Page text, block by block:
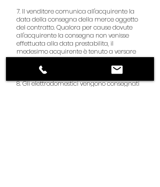
7. Il venditore comunica all'acquirente la
data della consegna della merce oggetto
del contratto. Qualora per cause dovute
all'acquirente la consegna non venisse
effettuata alla data prestabilita, il
medesimo acquirente è tenuto a versare
immediatamente la rimanente somma
della vendita.
8. Gli elettrodomestici vengono consegnati